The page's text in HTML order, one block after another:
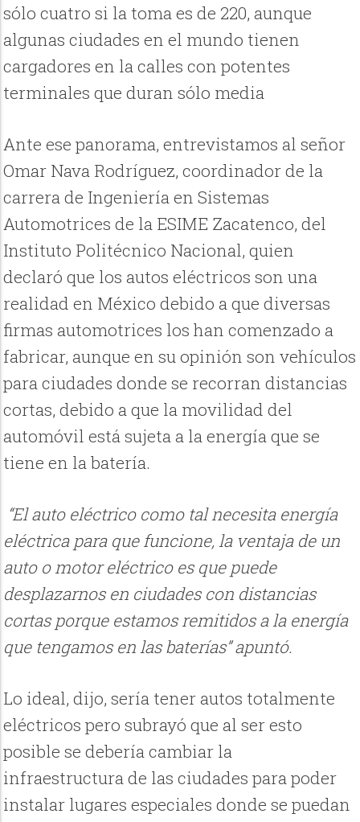
sólo cuatro si la toma es de 220, aunque
algunas ciudades en el mundo tienen
cargadores en la calles con potentes
terminales que duran sólo media
Ante ese panorama, entrevistamos al señor
Omar Nava Rodríguez, coordinador de la
carrera de Ingeniería en Sistemas
Automotrices de la ESIME Zacatenco, del
Instituto Politécnico Nacional, quien
declaró que los autos eléctricos son una
realidad en México debido a que diversas
firmas automotrices los han comenzado a
fabricar, aunque en su opinión son vehículos
para ciudades donde se recorran distancias
cortas, debido a que la movilidad del
automóvil está sujeta a la energía que se
tiene en la batería.
“El auto eléctrico como tal necesita energía
eléctrica para que funcione, la ventaja de un
auto o motor eléctrico es que puede
desplazarnos en ciudades con distancias
cortas porque estamos remitidos a la energía
que tengamos en las baterías” apuntó.
Lo ideal, dijo, sería tener autos totalmente
eléctricos pero subrayó que al ser esto
posible se debería cambiar la
infraestructura de las ciudades para poder
instalar lugares especiales donde se puedan